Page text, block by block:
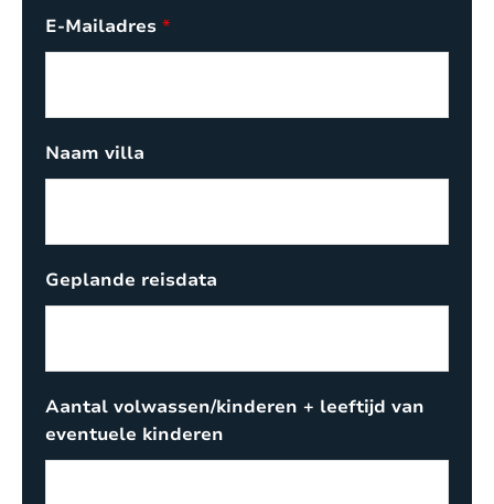
E-Mailadres *
Naam villa
Geplande reisdata
Aantal volwassen/kinderen + leeftijd van
eventuele kinderen